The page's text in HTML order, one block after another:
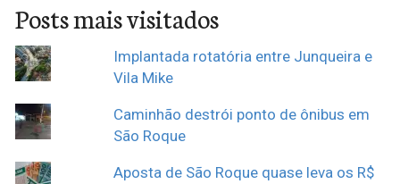
Posts mais visitados
Implantada rotatória entre Junqueira e
Vila Mike
Caminhão destrói ponto de ônibus em
São Roque
Aposta de São Roque quase leva os R$